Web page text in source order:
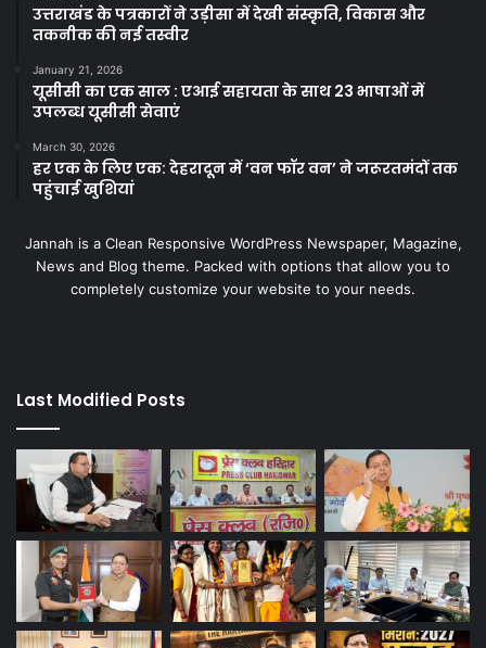
उत्तराखंड के पत्रकारों ने उड़ीसा में देखी संस्कृति, विकास और
तकनीक की नई तस्वीर
January 21, 2026
यूसीसी का एक साल : एआई सहायता के साथ 23 भाषाओं में
उपलब्ध यूसीसी सेवाएं
March 30, 2026
हर एक के लिए एक: देहरादून में ‘वन फॉर वन’ ने जरूरतमंदों तक
पहुंचाई खुशियां
Jannah is a Clean Responsive WordPress Newspaper, Magazine,
News and Blog theme. Packed with options that allow you to
completely customize your website to your needs.
Last Modified Posts